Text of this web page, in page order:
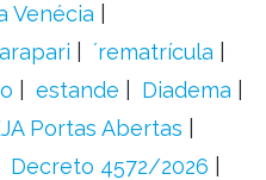
Venécia
´rematrícula
estande
Diadema
Portas Abertas
Decreto 4572/2026